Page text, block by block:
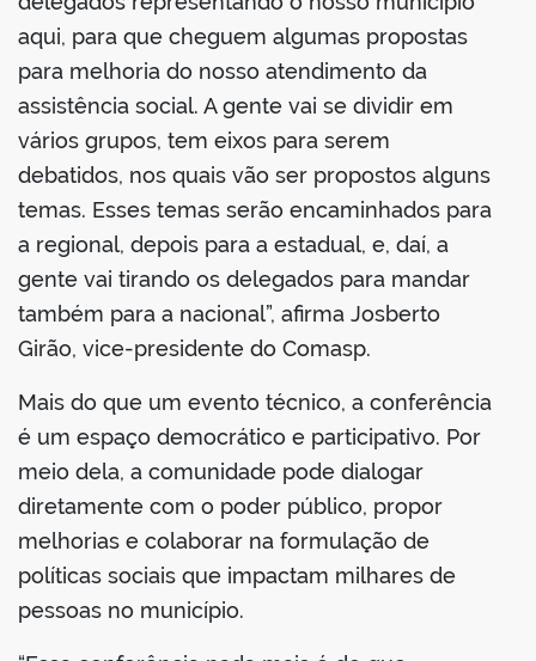
aqui, para que cheguem algumas propostas
para melhoria do nosso atendimento da
assistência social. A gente vai se dividir em
vários grupos, tem eixos para serem
debatidos, nos quais vão ser propostos alguns
temas. Esses temas serão encaminhados para
a regional, depois para a estadual, e, daí, a
gente vai tirando os delegados para mandar
também para a nacional”, afirma Josberto
Girão, vice-presidente do Comasp.
Mais do que um evento técnico, a conferência
é um espaço democrático e participativo. Por
meio dela, a comunidade pode dialogar
diretamente com o poder público, propor
melhorias e colaborar na formulação de
políticas sociais que impactam milhares de
pessoas no município.